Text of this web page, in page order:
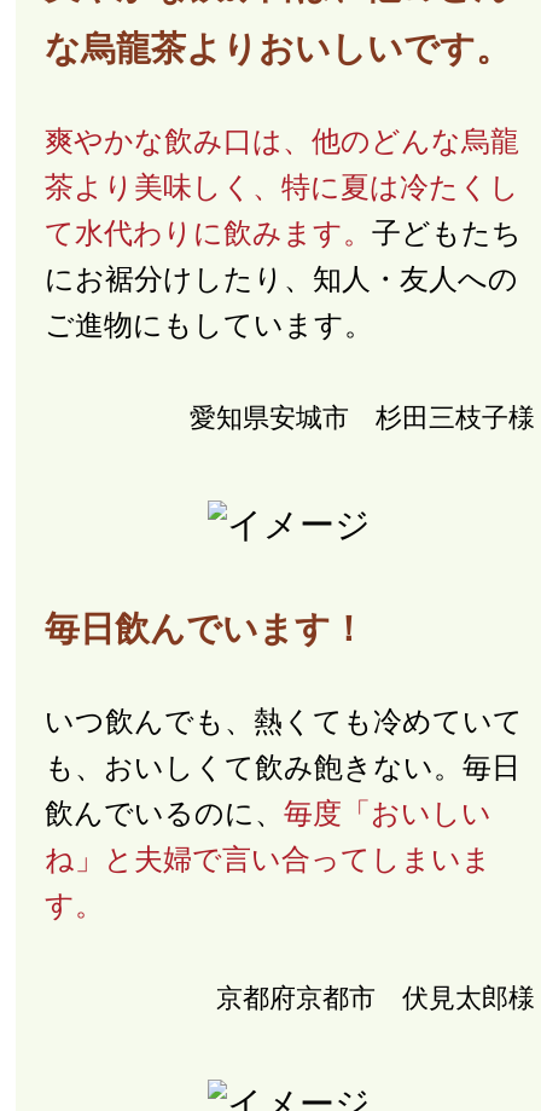
な烏龍茶よりおいしいです。
爽やかな飲み口は、他のどんな烏龍
茶より美味しく、特に夏は冷たくし
て水代わりに飲みます。子どもたち
にお裾分けしたり、知人・友人への
ご進物にもしています。
愛知県安城市 杉田三枝子様
毎日飲んでいます！
いつ飲んでも、熱くても冷めていて
も、おいしくて飲み飽きない。毎日
飲んでいるのに、毎度「おいしい
ね」と夫婦で言い合ってしまいま
す。
京都府京都市 伏見太郎様